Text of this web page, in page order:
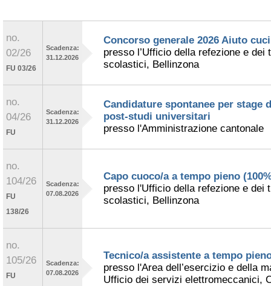
no.
02/26
FU 03/26
Scadenza:
31.12.2026
Concorso generale 2026 Aiuto
presso l’Ufficio della refezione e dei
scolastici, Bellinzona
no.
04/26
FU
Scadenza:
31.12.2026
Candidature spontanee per stage
post-studi universitari
presso l'Amministrazione cantonale
no.
104/26
FU
138/26
Scadenza:
07.08.2026
Capo cuoco/a a tempo pieno
presso l'Ufficio della refezione e dei
scolastici, Bellinzona
no.
105/26
FU
Scadenza:
07.08.2026
Tecnico/a assistente a tempo
presso l'Area dell’esercizio e della
Ufficio dei servizi elettromeccanici,